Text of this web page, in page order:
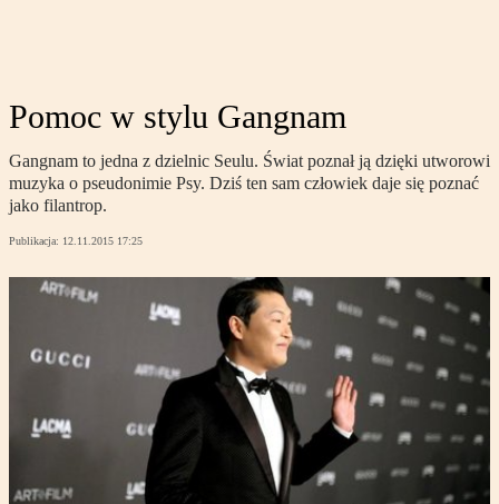
Pomoc w stylu Gangnam
Gangnam to jedna z dzielnic Seulu. Świat poznał ją dzięki utworowi
muzyka o pseudonimie Psy. Dziś ten sam człowiek daje się poznać
jako filantrop.
Publikacja: 12.11.2015 17:25